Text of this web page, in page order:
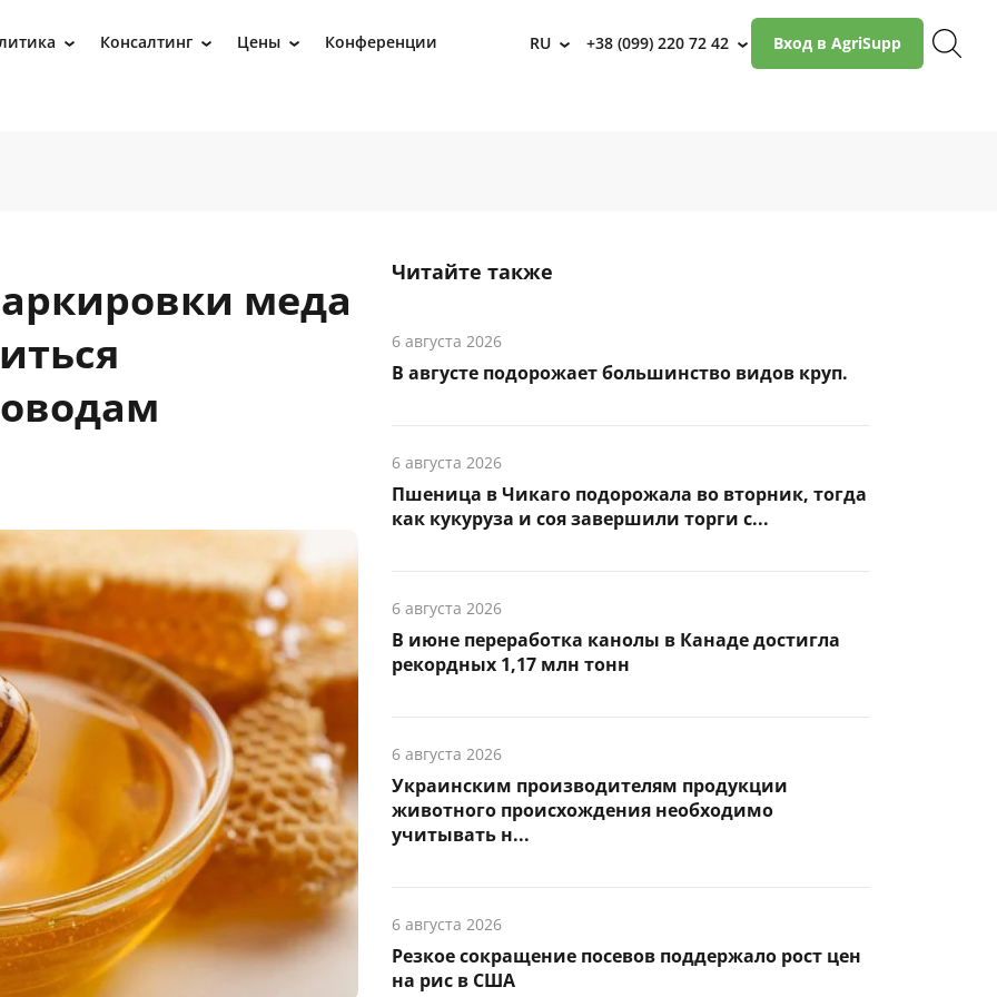
› Консалтинг › Цены › Конференции RU › +38 (099) 220 72 42 › Вход в AgriSupp
меда
Читайте также
6 августа 2026
В августе подорожает большинство видов круп.
6 августа 2026
Пшеница в Чикаго подорожала во вторник, тогда
как кукуруза и соя завершили торги с...
6 августа 2026
В июне переработка канолы в Канаде достигла
рекордных 1,17 млн тонн
6 августа 2026
Украинским производителям продукции
животного происхождения необходимо
учитывать н...
6 августа 2026
Резкое сокращение посевов поддержало рост цен
на рис в США